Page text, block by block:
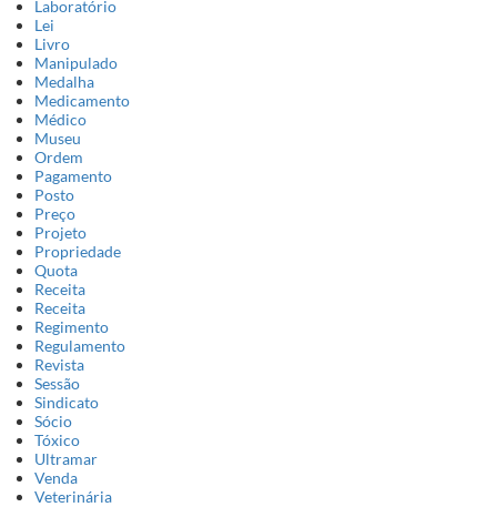
Laboratório
Lei
Livro
Manipulado
Medalha
Medicamento
Médico
Museu
Ordem
Pagamento
Posto
Preço
Projeto
Propriedade
Quota
Receita
Receita
Regimento
Regulamento
Revista
Sessão
Sindicato
Sócio
Tóxico
Ultramar
Venda
Veterinária